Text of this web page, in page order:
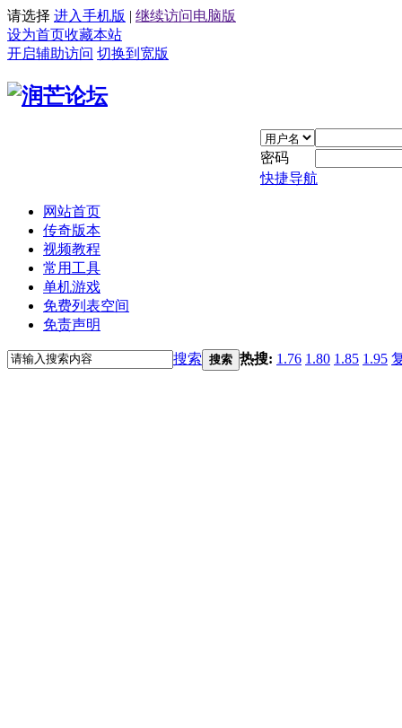
请选择 进入手机版 | 继续访问电脑版
设为首页收藏本站
开启辅助访问 切换到宽版
密码
快捷导航
网站首页
传奇版本
视频教程
常用工具
单机游戏
免费列表空间
免责声明
搜索 搜索 热搜: 1.76 1.80 1.85 1.95